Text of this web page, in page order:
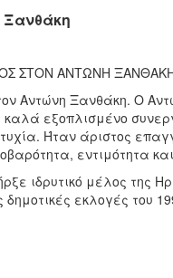
Ξανθάκη
ΣΤΟΝ ΑΝΤΩΝΗ
Αντώνη Ξανθάκη. Ο
καλά εξοπλισμένο
Ήταν άριστος
εντιμότητα
ιδρυτικό μέλος της
εκλογές του